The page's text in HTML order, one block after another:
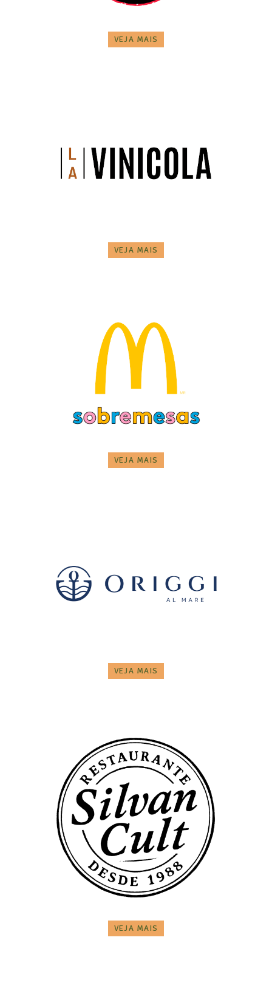
VEJA MAIS
VEJA MAIS
VEJA MAIS
VEJA MAIS
VEJA MAIS